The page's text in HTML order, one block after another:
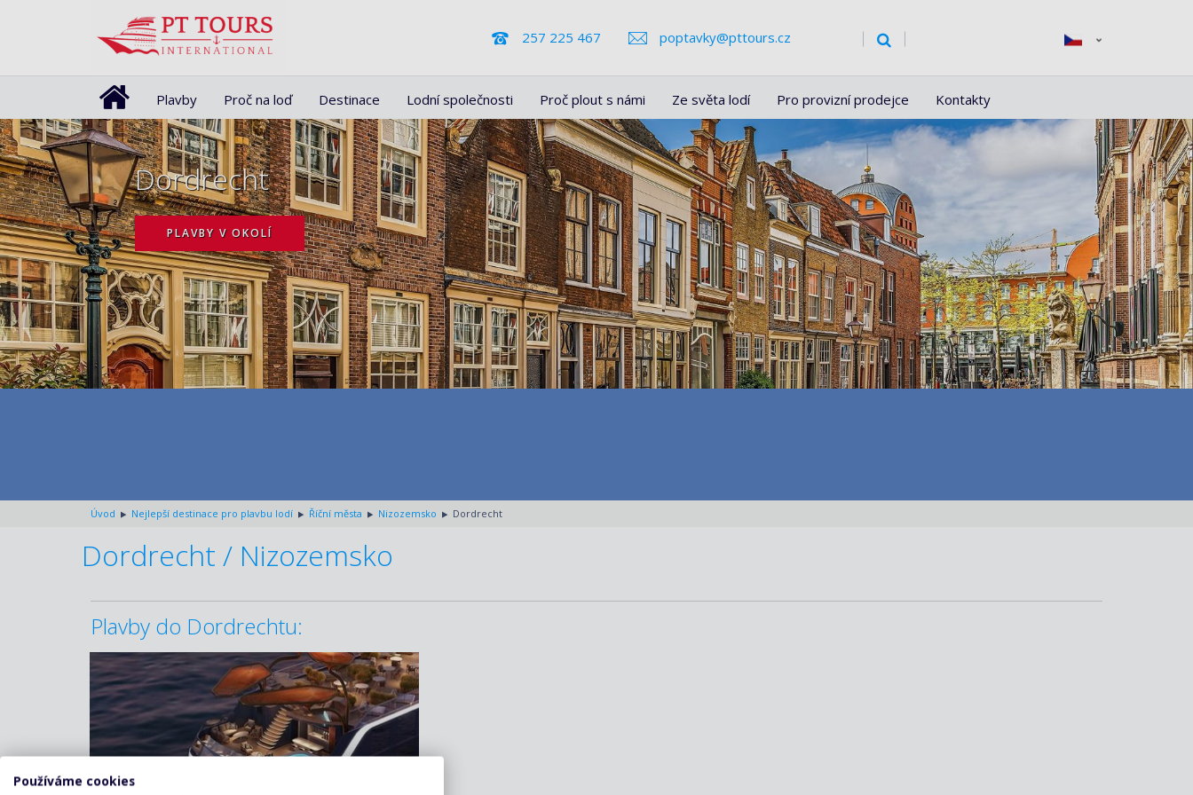
257 225 467 poptavky@pttours.cz
Plavby Proč na loď Destinace Lodní společnosti Proč plout s námi Ze světa lodí Pro provizní prodejce Kontakty
Dordrecht
PLAVBY V OKOLÍ
Úvod Nejlepší destinace pro plavbu lodí Říční města Nizozemsko Dordrecht
Dordrecht / Nizozemsko
Plavby do Dordrechtu:
ZOBRAZIT DETAIL
16.03.2028 – 23.03.2028
76 760 KČ/OS.
(3 172 €)
ZOBRAZIT DETAIL
Používáme cookies